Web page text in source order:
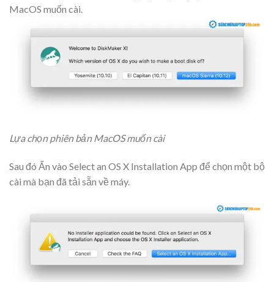
MacOS muốn cài.
Lựa chọn phiên bản MacOS muốn cài
Sau đó Ấn vào Select an OS X Installation App để chọn một bộ
cài mà bạn đã tải sẵn về máy.